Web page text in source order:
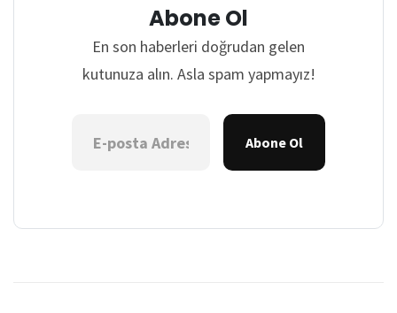
Abone Ol
En son haberleri doğrudan gelen
kutunuza alın. Asla spam yapmayız!
Abone Ol